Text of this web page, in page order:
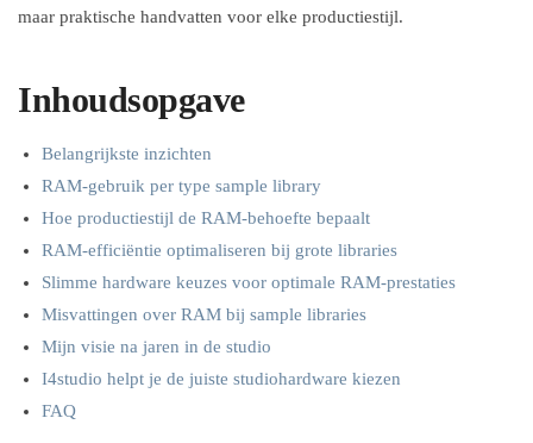
maar praktische handvatten voor elke productiestijl.
Inhoudsopgave
Belangrijkste inzichten
RAM-gebruik per type sample library
Hoe productiestijl de RAM-behoefte bepaalt
RAM-efficiëntie optimaliseren bij grote libraries
Slimme hardware keuzes voor optimale RAM-prestaties
Misvattingen over RAM bij sample libraries
Mijn visie na jaren in de studio
I4studio helpt je de juiste studiohardware kiezen
FAQ